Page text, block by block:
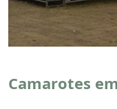
Camarotes